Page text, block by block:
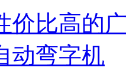
价比高的
动弯字机